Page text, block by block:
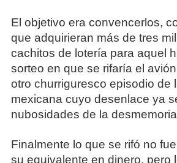
El objetivo era convencerlos,
que adquirieran más de tres
cachitos de lotería para aquel
sorteo en que se rifaría el
otro churriguresco episodio de
mexicana cuyo desenlace ya
nubosidades de la
Finalmente lo que se rifó no
su equivalente en dinero, pero